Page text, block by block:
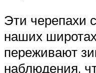
Эти черепахи
наших
переживают
наблюдения,